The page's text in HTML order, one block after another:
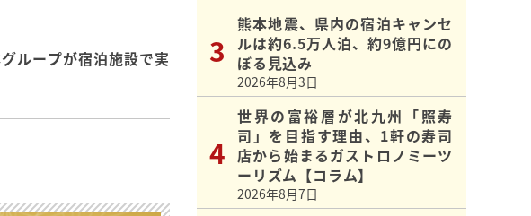
ループが宿泊施設で実
熊本地震、県内の宿泊キャンセ
ルは約6.5万人泊、約9億円にの
ぼる見込み
2026年8月3日
世界の富裕層が北九州「照寿
司」を目指す理由、1軒の寿司
店から始まるガストロノミーツ
ーリズム【コラム】
2026年8月7日